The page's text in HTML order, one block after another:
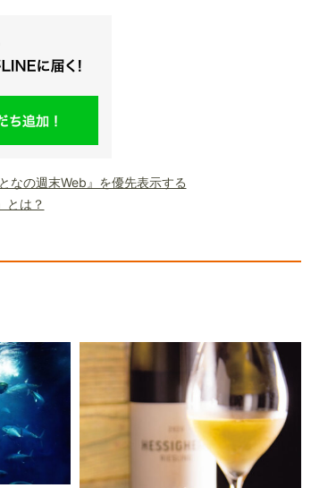
なの週末Web』を優先表示する
とは？